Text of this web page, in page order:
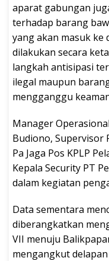
aparat gabungan
terhadap barang
yang akan masuk ke
dilakukan secara
langkah antisipasi
ilegal maupun
mengganggu
Manager
Budiono, Supervisor
Pa Jaga Pos KPLP
Kepala Security PT
dalam kegiatan
Data sementara
diberangkatkan
VII menuju
mengangkut